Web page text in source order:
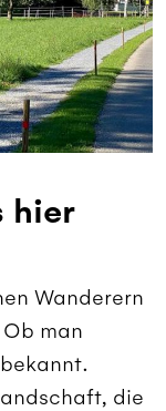
hier
Wanderern
man
die